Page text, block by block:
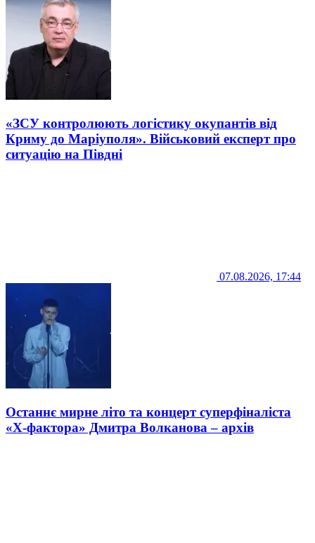
«ЗСУ контролюють логістику окупантів від
Криму до Маріуполя». Військовий експерт про
ситуацію на Півдні
07.08.2026, 17:44
Останнє мирне літо та концерт суперфіналіста
«Х-фактора» Дмитра Волканова – архів